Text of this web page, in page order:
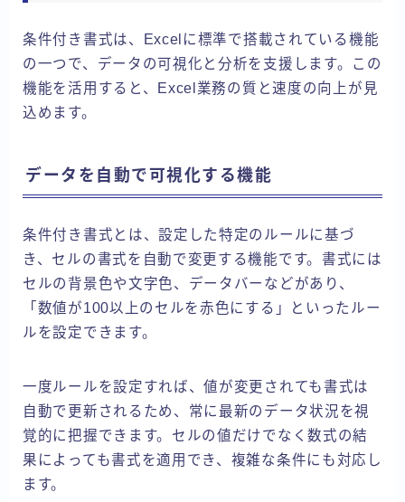
条件付き書式は、Excelに標準で搭載されている機能
の一つで、データの可視化と分析を支援します。この
機能を活用すると、Excel業務の質と速度の向上が見
込めます。
データを自動で可視化する機能
条件付き書式とは、設定した特定のルールに基づ
き、セルの書式を自動で変更する機能です。書式には
セルの背景色や文字色、データバーなどがあり、
「数値が100以上のセルを赤色にする」といったルー
ルを設定できます。
一度ルールを設定すれば、値が変更されても書式は
自動で更新されるため、常に最新のデータ状況を視
覚的に把握できます。セルの値だけでなく数式の結
果によっても書式を適用でき、複雑な条件にも対応し
ます。